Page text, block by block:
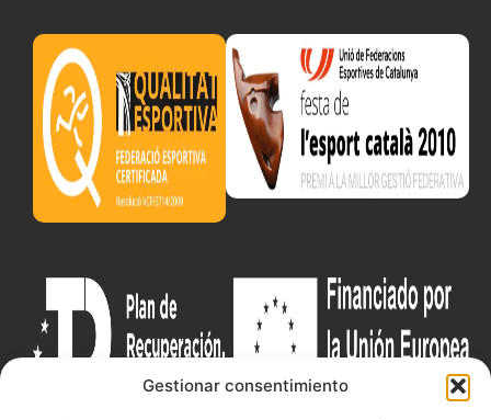
Gestionar consentimiento